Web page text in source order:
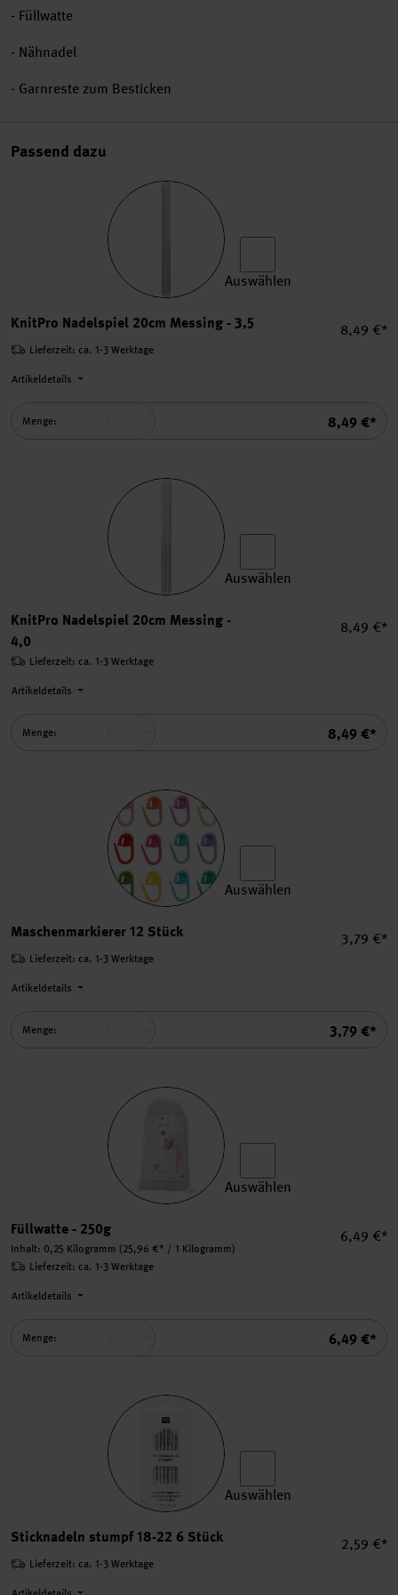
- Füllwatte
- Nähnadel
- Garnreste zum Besticken
Passend dazu
Auswählen
KnitPro Nadelspiel 20cm Messing - 3,5
8,49 €*
Summe
8,49 €*
Lieferzeit: ca. 1-3 Werktage
Artikeldetails
Menge:
Auswählen
KnitPro Nadelspiel 20cm Messing -
4,0
8,49 €*
Summe
8,49 €*
Lieferzeit: ca. 1-3 Werktage
Artikeldetails
Menge:
Auswählen
Maschenmarkierer 12 Stück
3,79 €*
Summe
3,79 €*
Lieferzeit: ca. 1-3 Werktage
Artikeldetails
Menge:
Auswählen
Füllwatte - 250g
Inhalt: 0,25 Kilogramm (25,96 €* / 1 Kilogramm)
6,49 €*
Summe
6,49 €*
Lieferzeit: ca. 1-3 Werktage
Artikeldetails
Menge:
Auswählen
Sticknadeln stumpf 18-22 6 Stück
2,59 €*
Lieferzeit: ca. 1-3 Werktage